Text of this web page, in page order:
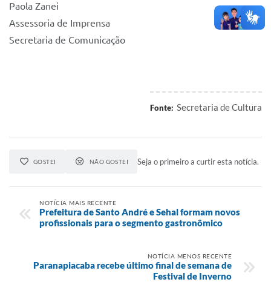
Paola Zanei
Assessoria de Imprensa
Secretaria de Comunicação
Fonte: Secretaria de Cultura
GOSTEI NÃO GOSTEI Seja o primeiro a curtir esta notícia.
NOTÍCIA MAIS RECENTE
Prefeitura de Santo André e Sehal formam novos
profissionais para o segmento gastronômico
NOTÍCIA MENOS RECENTE
Paranapiacaba recebe último final de semana de
Festival de Inverno